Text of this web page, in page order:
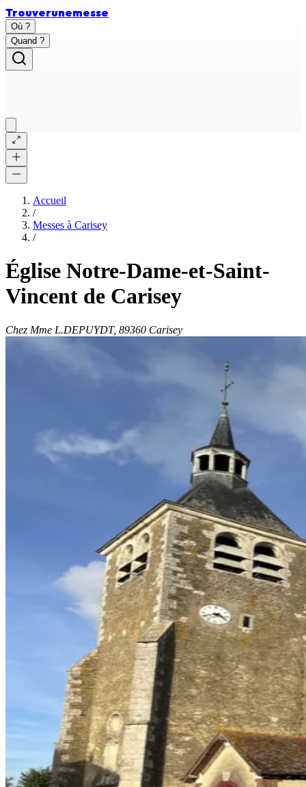
Trouverunemesse
Où ?
Quand ?
Accueil
/
Messes à Carisey
/
Église Notre-Dame-et-Saint-
Vincent de Carisey
Chez Mme L.DEPUYDT, 89360 Carisey